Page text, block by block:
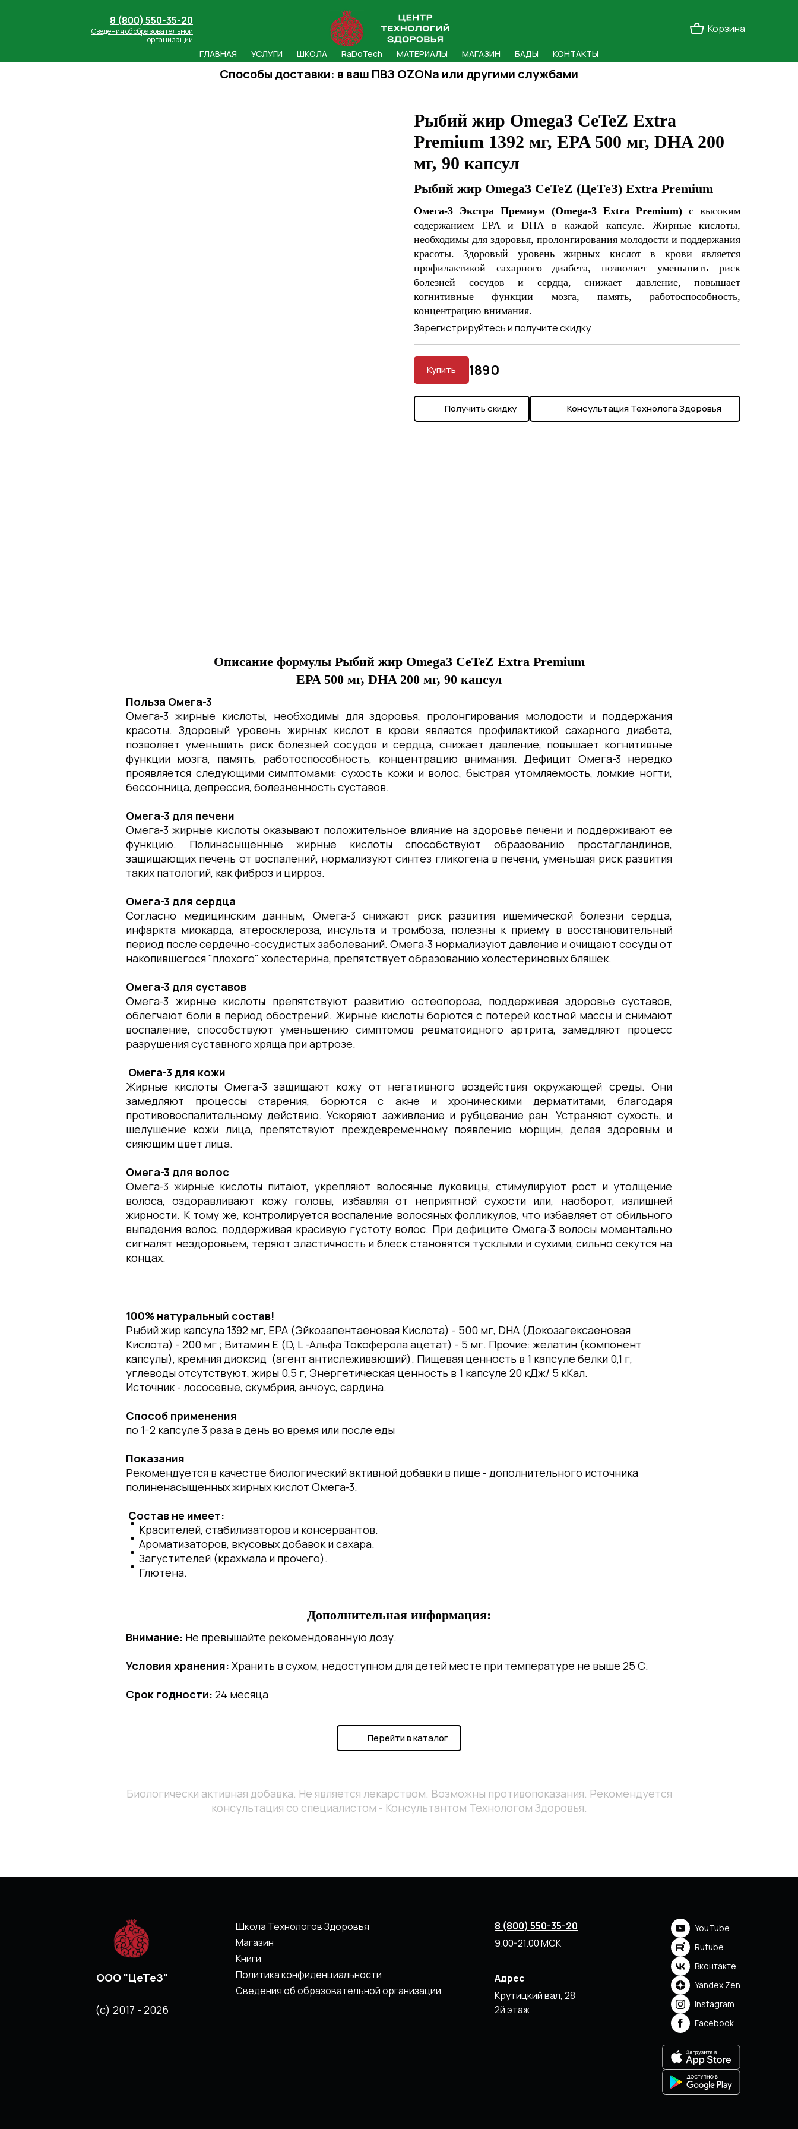
8 (800) 550-35-20
Сведения об образовательной
организации
Корзина
ГЛАВНАЯ УСЛУГИ ШКОЛА RaDoTech МАТЕРИАЛЫ МАГАЗИН БАДЫ КОНТАКТЫ
Способы доставки: в ваш ПВЗ OZONa или другими службами
Рыбий жир Omega3 CeTeZ Extra
Premium 1392 мг, EPA 500 мг, DHA 200
мг, 90 капсул
Рыбий жир Omega3 CeTeZ (ЦеТеЗ) Extra Premium
Омега-3 Экстра Премиум (Omega-3 Extra Premium) с высоким
содержанием EPA и DHA в каждой капсуле.
Жирные кислоты,
необходимы для здоровья, пролонгирования молодости и поддержания
красоты. Здоровый уровень жирных кислот в крови является
профилактикой сахарного диабета, позволяет уменьшить риск
болезней сосудов и сердца, снижает давление, повышает
когнитивные функции мозга, память, работоспособность,
концентрацию внимания.
Зарегистрируйтесь и получите скидку
Купить 1890
Получить скидку Консультация Технолога Здоровья
Описание формулы Рыбий жир Omega3 CeTeZ Extra Premium
EPA 500 мг, DHA 200 мг, 90 капсул
Польза Омега-3
Омега-3 жирные кислоты, необходимы для здоровья, пролонгирования молодости и поддержания
красоты. Здоровый уровень жирных кислот в крови является профилактикой сахарного диабета,
позволяет уменьшить риск болезней сосудов и сердца, снижает давление, повышает когнитивные
функции мозга, память, работоспособность, концентрацию внимания. Дефицит Омега-3 нередко
проявляется следующими симптомами: сухость кожи и волос, быстрая утомляемость, ломкие ногти,
бессонница, депрессия, болезненность суставов.
Омега-3 для печени
Омега-3 жирные кислоты оказывают положительное влияние на здоровье печени и поддерживают ее
функцию. Полинасыщенные жирные кислоты способствуют образованию простагландинов,
защищающих печень от воспалений, нормализуют синтез гликогена в печени, уменьшая риск развития
таких патологий, как фиброз и цирроз.
Омега-3 для сердца
Согласно медицинским данным, Омега-3 снижают риск развития ишемической болезни сердца,
инфаркта миокарда, атеросклероза, инсульта и тромбоза, полезны к приему в восстановительный
период после сердечно-сосудистых заболеваний. Омега-3 нормализуют давление и очищают сосуды от
накопившегося "плохого" холестерина, препятствует образованию холестериновых бляшек.
Омега-3 для суставов
Омега-3 жирные кислоты препятствуют развитию остеопороза, поддерживая здоровье суставов,
облегчают боли в период обострений. Жирные кислоты борются с потерей костной массы и снимают
воспаление, способствуют уменьшению симптомов ревматоидного артрита, замедляют процесс
разрушения суставного хряща при артрозе.
Омега-3 для кожи
Жирные кислоты Омега-3 защищают кожу от негативного воздействия окружающей среды. Они
замедляют процессы старения, борются с акне и хроническими дерматитами, благодаря
противовоспалительному действию. Ускоряют заживление и рубцевание ран. Устраняют сухость, и
шелушение кожи лица, препятствуют преждевременному появлению морщин, делая здоровым и
сияющим цвет лица.
Омега-3 для волос
Омега-3 жирные кислоты питают, укрепляют волосяные луковицы, стимулируют рост и утолщение
волоса, оздоравливают кожу головы, избавляя от неприятной сухости или, наоборот, излишней
жирности. К тому же, контролируется воспаление волосяных фолликулов, что избавляет от обильного
выпадения волос, поддерживая красивую густоту волос. При дефиците Омега-3 волосы моментально
сигналят нездоровьем, теряют эластичность и блеск становятся тусклыми и сухими, сильно секутся на
концах.
100% натуральный состав!
Рыбий жир капсула 1392 мг, EPA (Эйкозапентаеновая Кислота) - 500 мг, DHA (Докозагексаеновая
Кислота) - 200 мг ; Витамин Е (D, L -Альфа Токоферола ацетат) - 5 мг. Прочие: желатин (компонент
капсулы), кремния диоксид (агент антислеживающий). Пищевая ценность в 1 капсуле белки 0,1 г,
углеводы отсутствуют, жиры 0,5 г, Энергетическая ценность в 1 капсуле 20 кДж/ 5 кКал.
Источник - лососевые, скумбрия, анчоус, сардина.
Способ применения
по 1-2 капсуле 3 раза в день во время или после еды
Показания
Рекомендуется в качестве биологический активной добавки в пище - дополнительного источника
полиненасыщенных жирных кислот Омега-3.
Состав не имеет:
Красителей, стабилизаторов и консервантов.
Ароматизаторов, вкусовых добавок и сахара.
Загустителей (крахмала и прочего).
Глютена.
Дополнительная информация:
Внимание: Не превышайте рекомендованную дозу.
Условия хранения: Хранить в сухом, недоступном для детей месте при температуре не выше 25 С.
Срок годности: 24 месяца
Перейти в каталог
Биологически активная добавка. Не является лекарством. Возможны противопоказания. Рекомендуется
консультация со специалистом - Консультантом Технологом Здоровья.
ООО "ЦеТеЗ"
(с) 2017 - 2026
Школа Технологов Здоровья
Магазин
Книги
Политика конфиденциальности
Сведения об образовательной организации
8 (800) 550-35-20
9.00-21.00 МСК
Адрес
Крутицкий вал, 28
2й этаж
YouTube
Rutube
Вконтакте
Yandex Zen
Instagram
Facebook